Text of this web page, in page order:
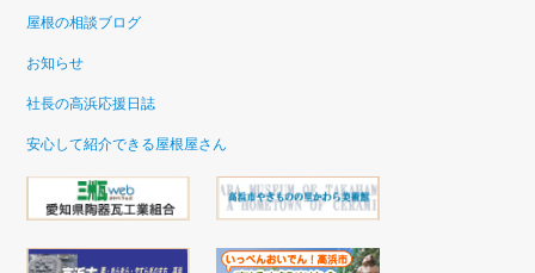
屋根の相談ブログ
お知らせ
社長の高浜応援日誌
安心して紹介できる屋根屋さん